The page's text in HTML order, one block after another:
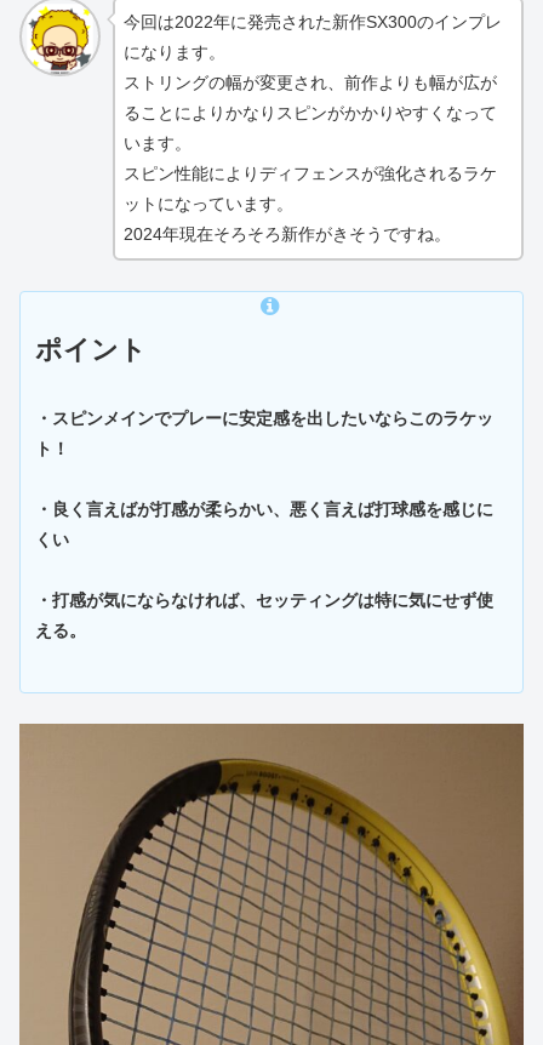
今回は2022年に発売された新作SX300のインプレ
になります。
ストリングの幅が変更され、前作よりも幅が広が
ることによりかなりスピンがかかりやすくなって
います。
スピン性能によりディフェンスが強化されるラケ
ットになっています。
2024年現在そろそろ新作がきそうですね。
ポイント
・スピンメインでプレーに安定感を出したいならこのラケッ
ト！
・良く言えばが打感が柔らかい、悪く言えば打球感を感じに
くい
・打感が気にならなければ、セッティングは特に気にせず使
える。